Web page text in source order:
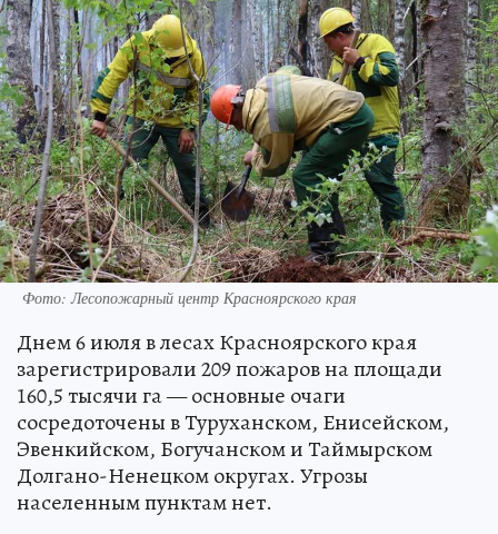
Фото: Лесопожарный центр Красноярского края
Днем 6 июля в лесах Красноярского края
зарегистрировали 209 пожаров на площади
160,5 тысячи га — основные очаги
сосредоточены в Туруханском, Енисейском,
Эвенкийском, Богучанском и Таймырском
Долгано-Ненецком округах. Угрозы
населенным пунктам нет.